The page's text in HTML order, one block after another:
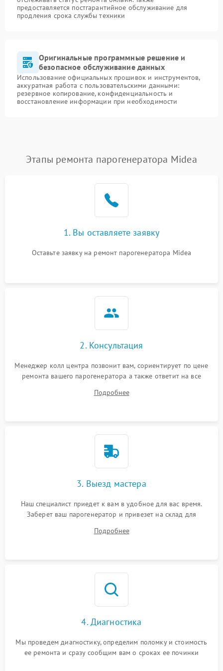
предоставляется постгарантийное обслуживание для
продления срока службы техники
Оригинальные программные решение и
безопасное обслуживание данных
Использование официальных прошивок и инструментов,
аккуратная работа с пользовательскими данными:
резервное копирование, конфиденциальность и
восстановление информации при необходимости
Этапы ремонта парогенератора Midea
1. Вы оставляете заявку
Оставьте заявку на ремонт парогенератора Midea
2. Консультация
Менеджер колл центра позвонит вам, сориентирует по цене
ремонта вашего парогенератора а также ответит на все
Подробнее
3. Выезд мастера
Наш специалист приедет к вам в удобное для вас время.
Заберет ваш парогенератор и привезет на склад для
Подробнее
4. Диагностика
Мы проведем диагностику, определим поломку и стоимость
ее ремонта и сразу сообщим вам о сроках ее починки